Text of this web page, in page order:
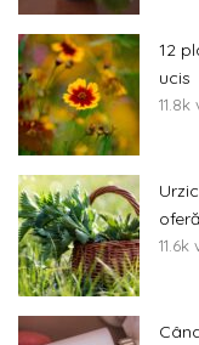
12
ucis
11.8k
11.6k